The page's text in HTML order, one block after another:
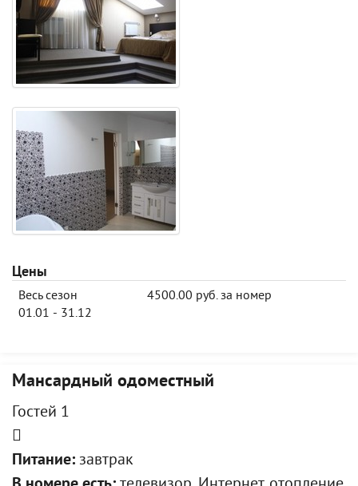
Цены
Весь сезон
01.01 - 31.12
4500.00 руб. за номер
Мансардный одоместный
Гостей 1
Питание: завтрак